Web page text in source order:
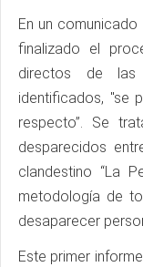
En un
finalizado el
directos de las
identificados, "se
respecto”. Se
desparecidos
clandestino “La
metodología de
desaparecer
Este primer